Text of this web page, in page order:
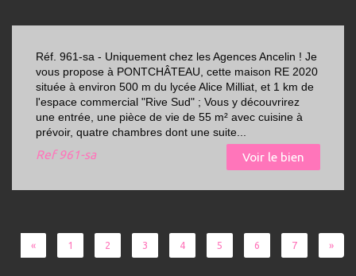
Réf. 961-sa - Uniquement chez les Agences Ancelin ! Je
vous propose à PONTCHÂTEAU, cette maison RE 2020
située à environ 500 m du lycée Alice Milliat, et 1 km de
l'espace commercial "Rive Sud" ; Vous y découvrirez
une entrée, une pièce de vie de 55 m² avec cuisine à
prévoir, quatre chambres dont une suite...
Ref961-sa Voir le bien
« 1 2 3 4 5 6 7 »